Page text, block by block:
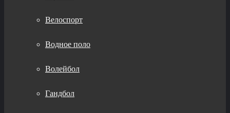
Велоспорт
Водное поло
Волейбол
Гандбол